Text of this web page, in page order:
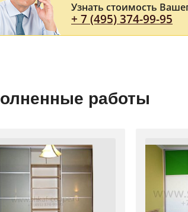
Узнать стоимость
+ 7 (495) 374-99-95
работы